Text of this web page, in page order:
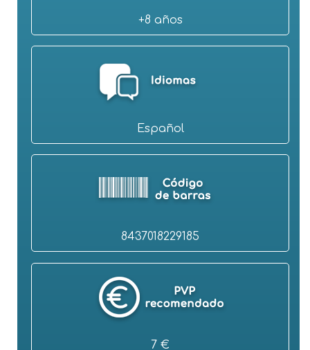
+8 años
Español
8437018229185
7 €